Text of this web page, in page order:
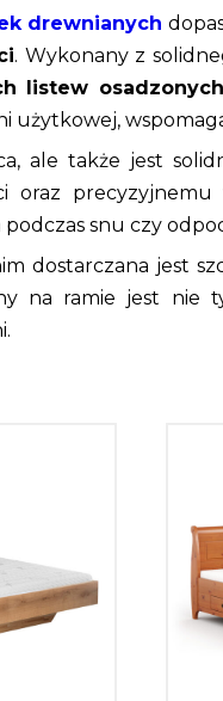
drewnianych
. Wykonany z
listew
ale także jest
oraz
podczas snu czy
dostarczana jest
na ramie jest